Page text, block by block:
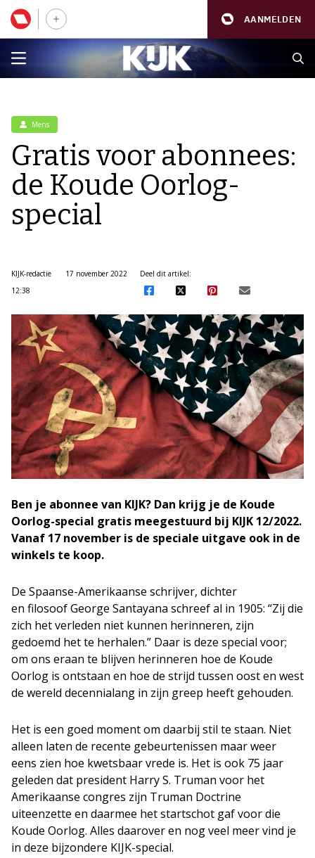
AANMELDEN
Mens
Gratis voor abonnees:
de Koude Oorlog-
special
KIJK-redactie
17 november 2022
12:38
Deel dit artikel:
Ben je abonnee van KIJK? Dan krijg je de Koude
Oorlog-special gratis meegestuurd bij KIJK 12/2022.
Vanaf 17 november is de speciale uitgave ook in de
winkels te koop.
De Spaanse-Amerikaanse schrijver, dichter
en filosoof George Santayana schreef al in 1905: “Zij die
zich het verleden niet kunnen herinneren, zijn
gedoemd het te herhalen.” Daar is deze special voor;
om ons eraan te blijven herinneren hoe de Koude
Oorlog is ontstaan en hoe de strijd tussen oost en west
de wereld decennialang in zijn greep heeft gehouden.
Het is een goed moment om daarbij stil te staan. Niet
alleen laten de recente gebeurtenissen maar weer
eens zien hoe kwetsbaar vrede is. Het is ook 75 jaar
geleden dat president Harry S. Truman voor het
Amerikaanse congres zijn Truman Doctrine
uiteenzette en daarmee het startschot gaf voor die
Koude Oorlog. Alles daarover en nog veel meer vind je
in deze bijzondere KIJK-special.